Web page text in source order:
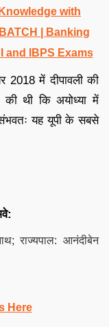
with
| Banking
and IBPS Exams
2018 में दीपावली की
की थी कि अयोध्या में
संभवतः यह यूपी के सबसे
राज्यपाल: आनंदीबेन
Here